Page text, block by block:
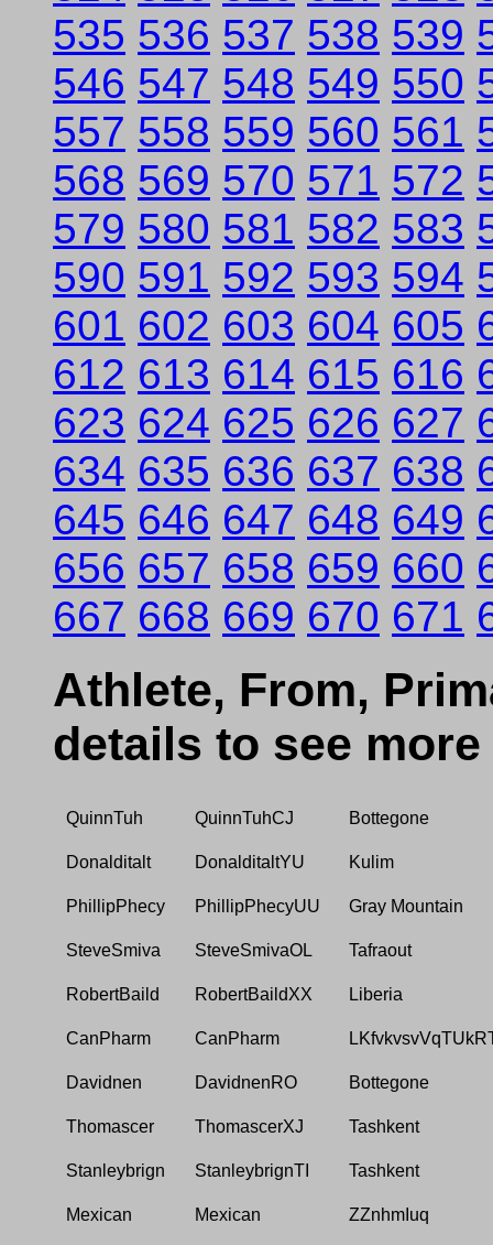
535 536 537 538 539
546 547 548 549 550
557 558 559 560 561
568 569 570 571 572
579 580 581 582 583
590 591 592 593 594
601 602 603 604 605
612 613 614 615 616
623 624 625 626 627
634 635 636 637 638
645 646 647 648 649
656 657 658 659 660
667 668 669 670 671
Athlete, From,
details to see more
QuinnTuh QuinnTuhCJ Bottegone
Donalditalt DonalditaltYU Kulim
PhillipPhecy PhillipPhecyUU Gray Mountain
SteveSmiva SteveSmivaOL Tafraout
RobertBaild RobertBaildXX Liberia
CanPharm CanPharm
Davidnen DavidnenRO Bottegone
Thomascer ThomascerXJ Tashkent
Stanleybrign StanleybrignTI Tashkent
Mexican Mexican ZZnhmIuq